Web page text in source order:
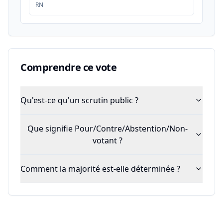
RN
Comprendre ce vote
Qu'est-ce qu'un scrutin public ?
Que signifie Pour/Contre/Abstention/Non-
votant ?
Comment la majorité est-elle déterminée ?